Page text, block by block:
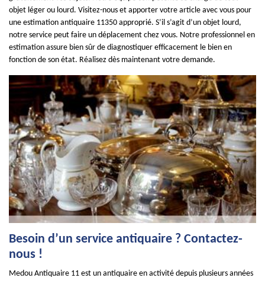
objet léger ou lourd. Visitez-nous et apporter votre article avec vous pour
une estimation antiquaire 11350 approprié. S’il s’agit d’un objet lourd,
notre service peut faire un déplacement chez vous. Notre professionnel en
estimation assure bien sûr de diagnostiquer efficacement le bien en
fonction de son état. Réalisez dès maintenant votre demande.
Besoin d’un service antiquaire ? Contactez-
nous !
Medou Antiquaire 11 est un antiquaire en activité depuis plusieurs années